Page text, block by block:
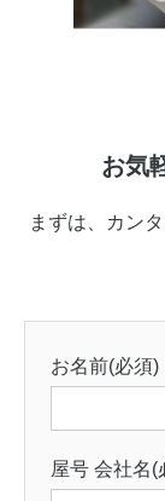
お気
まずは、カン
お名前(必須)
屋号 会社名(